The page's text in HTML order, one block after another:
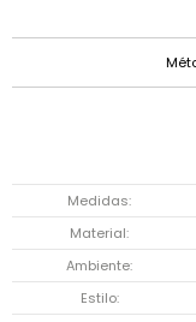
Medidas
Material
Ambiente
Estilo